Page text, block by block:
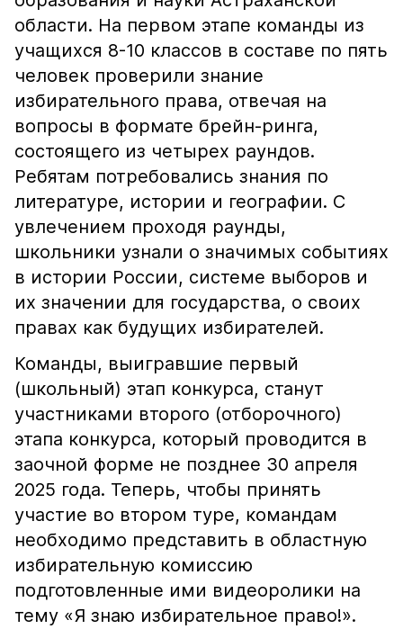
области. На первом этапе команды из
учащихся 8-10 классов в составе по пять
человек проверили знание
избирательного права, отвечая на
вопросы в формате брейн-ринга,
состоящего из четырех раундов.
Ребятам потребовались знания по
литературе, истории и географии. С
увлечением проходя раунды,
школьники узнали о значимых событиях
в истории России, системе выборов и
их значении для государства, о своих
правах как будущих избирателей.
Команды, выигравшие первый
(школьный) этап конкурса, станут
участниками второго (отборочного)
этапа конкурса, который проводится в
заочной форме не позднее 30 апреля
2025 года. Теперь, чтобы принять
участие во втором туре, командам
необходимо представить в областную
избирательную комиссию
подготовленные ими видеоролики на
тему «Я знаю избирательное право!».